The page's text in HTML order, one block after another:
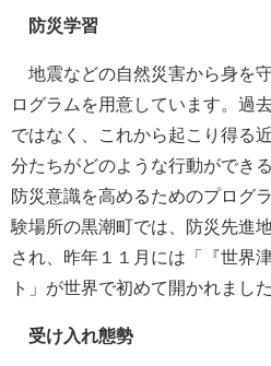
防災学習
地震などの自然災害から身を
ログラムを用意しています。過
ではなく、これから起こり得る
分たちがどのような行動ができ
防災意識を高めるためのプログ
験場所の黒潮町では、防災先進
され、昨年１１月には「『世界
ト」が世界で初めて開かれました
受け入れ態勢